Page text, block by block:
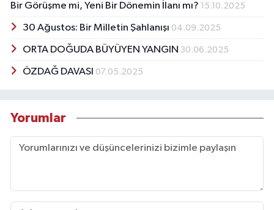
Bir Görüşme mi, Yeni Bir Dönemin İlanı mı? 15.10.2025
30 Ağustos: Bir Milletin Şahlanışı 04.09.2025
ORTA DOĞUDA BÜYÜYEN YANGIN 30.06.2025
ÖZDAĞ DAVASI 07.05.2025
Yorumlar